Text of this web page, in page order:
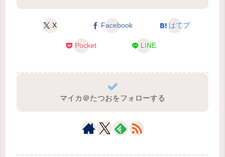
X Facebook はてブ
Pocket LINE
マイカ＠たつおをフォローする